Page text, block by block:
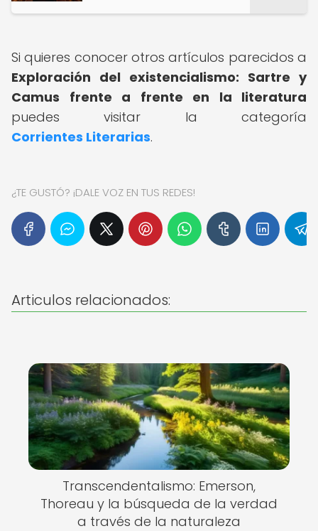
Si quieres conocer otros artículos parecidos a
Exploración del existencialismo: Sartre y
Camus frente a frente en la literatura
puedes visitar la categoría
Corrientes Literarias.
¿TE GUSTÓ? ¡DALE VOZ EN TUS REDES!
Articulos relacionados:
Transcendentalismo: Emerson,
Thoreau y la búsqueda de la verdad
a través de la naturaleza